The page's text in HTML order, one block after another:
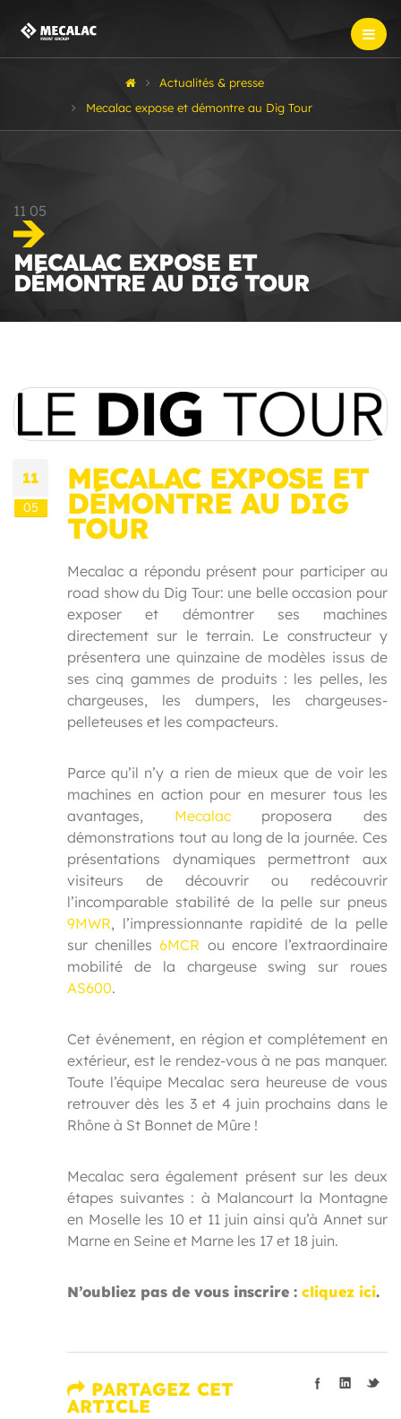
Actualités & presse
Mecalac expose et démontre au Dig Tour
11 05
MECALAC EXPOSE ET
DÉMONTRE AU DIG TOUR
11
05
MECALAC EXPOSE ET
DÉMONTRE AU DIG
TOUR
Mecalac a répondu présent pour participer au
road show du Dig Tour: une belle occasion pour
exposer et démontrer ses machines
directement sur le terrain. Le constructeur y
présentera une quinzaine de modèles issus de
ses cinq gammes de produits : les pelles, les
chargeuses, les dumpers, les chargeuses-
pelleteuses et les compacteurs.
Parce qu’il n’y a rien de mieux que de voir les
machines en action pour en mesurer tous les
avantages, Mecalacproposera des
démonstrations tout au long de la journée. Ces
présentations dynamiques permettront aux
visiteurs de découvrir ou redécouvrir
l’incomparable stabilité de la pelle sur pneus
9MWR, l’impressionnante rapidité de la pelle
sur chenilles6MCR ou encore l’extraordinaire
mobilité de la chargeuse swing sur roues
AS600.
Cet événement, en région et complétement en
extérieur, est le rendez-vous à ne pas manquer.
Toute l’équipe Mecalac sera heureuse de vous
retrouver dès les 3 et 4 juin prochains dans le
Rhône à St Bonnet de Mûre !
Mecalac sera également présent sur les deux
étapes suivantes : à Malancourt la Montagne
en Moselle les 10 et 11 juin ainsi qu’à Annet sur
Marne en Seine et Marne les 17 et 18 juin.
N’oubliez pas de vous inscrire : cliquez ici.
PARTAGEZ CET
ARTICLE